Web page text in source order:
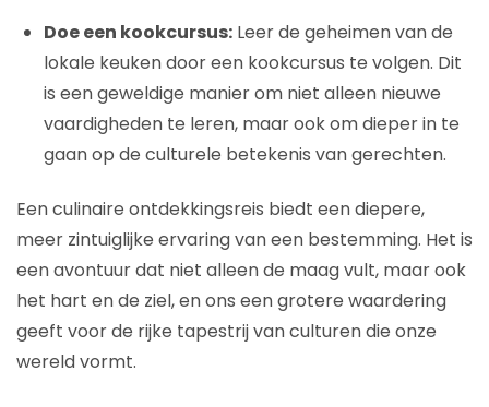
Doe een kookcursus: Leer de geheimen van de
lokale keuken door een kookcursus te volgen. Dit
is een geweldige manier om niet alleen nieuwe
vaardigheden te leren, maar ook om dieper in te
gaan op de culturele betekenis van gerechten.
Een culinaire ontdekkingsreis biedt een diepere,
meer zintuiglijke ervaring van een bestemming. Het is
een avontuur dat niet alleen de maag vult, maar ook
het hart en de ziel, en ons een grotere waardering
geeft voor de rijke tapestrij van culturen die onze
wereld vormt.